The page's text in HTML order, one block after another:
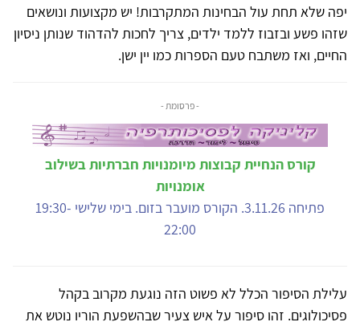
יפה שלא תחת עול הבחינות המתקרבות! יש מקצועות ונושאים
שזהו פשע ובזבוז ללמד ילדים, צריך לחכות להדהוד שנותן ניסיון
החיים, ואז משתבח טעם הספרות כמו יין ישן.
- פרסומת -
קורס הנחיית קבוצות מיומנויות חברתיות בשילוב
אומנויות
פתיחה 3.11.26. הקורס מועבר בזום. בימי שלישי 19:30-
22:00
עלילת הסיפור הכלל לא פשוט הזה נוגעת מקרוב בקהל
פסיכולוגים. זהו סיפור על איש צעיר שבהשפעת הוריו נוטש את